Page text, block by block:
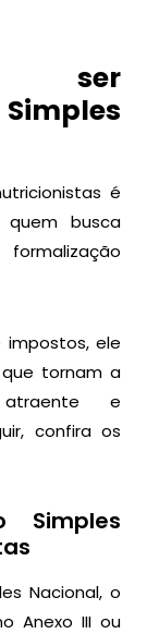
ser
é
busca
ele
que tornam a
e
confira os
Simples
Nacional, o
Anexo III ou